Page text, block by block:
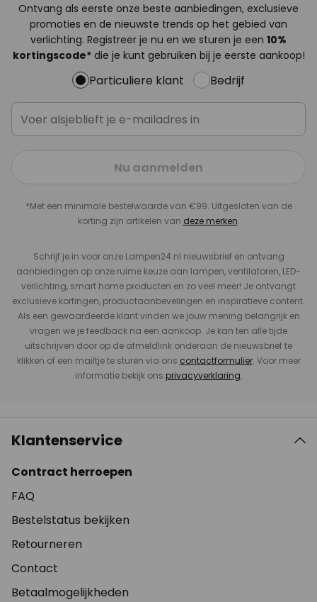
Ontvang als eerste onze beste aanbiedingen, exclusieve
promoties en de nieuwste trends op het gebied van
verlichting. Registreer je nu en we sturen je een 10%
kortingscode*die je kunt gebruiken bij je eerste aankoop!
Particuliere klant Bedrijf
Nu aanmelden
*Met een minimale bestelwaarde van €99. Uitgesloten van de
korting zijn artikelen van deze merken.
Schrijf je in voor onze Lampen24.nl nieuwsbrief en ontvang
aanbiedingen op onze ruime keuze aan lampen, ventilatoren, LED-
verlichting, smart home producten en zo veel meer! Je ontvangt
exclusieve kortingen, productaanbevelingen en inspiratieve content.
Als een gewaardeerde klant vinden we jouw mening belangrijk en
vragen we je feedback na een aankoop. Je kan ten alle tijde
uitschrijven door op de afmeldlink onderaan de nieuwsbrief te
klikken of een mailtje te sturen via ons contactformulier. Voor meer
informatie bekijk ons privacyverklaring.
Klantenservice
Contract herroepen
FAQ
Bestelstatus bekijken
Retourneren
Contact
Betaalmogelijkheden